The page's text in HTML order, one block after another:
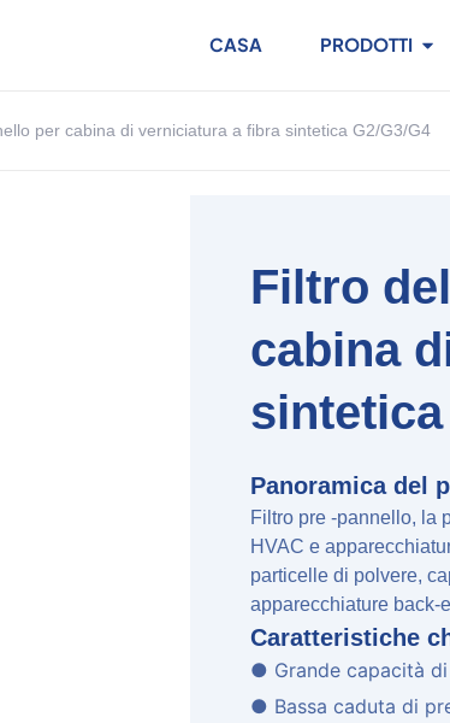
CASA PRODOTTI
per cabina di verniciatura a fibra sintetica G2/G3/G4
Filtro
cabina
sintetica
Panoramica del
Filtro pre -pannello, la
HVAC e
particelle di polvere,
apparecchiature back-
Caratteristiche
● Grande capacità
● Bassa caduta di